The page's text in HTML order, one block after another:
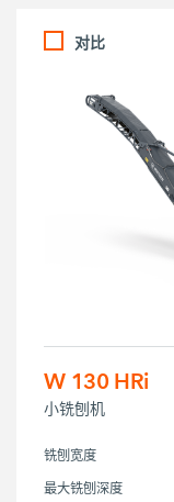
对比
W 130 HRi
小铣刨机
铣刨宽度
最大铣刨深度